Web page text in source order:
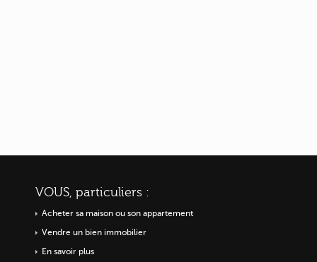
VOUS, particuliers :
Acheter sa maison ou son appartement
Vendre un bien immobilier
En savoir plus